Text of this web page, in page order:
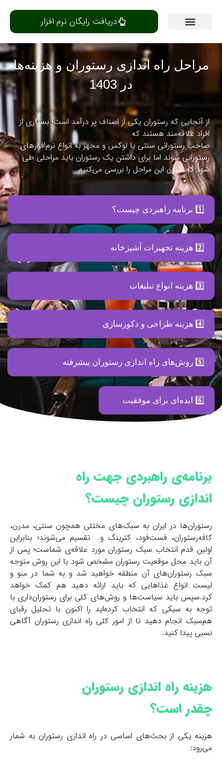
دریافت رایگان نرم افزار
مراحل راه اندازی رستوران و هزینه‌ها
در 1403
از آنجایی که رستوران یکی از اصناف پر درآمد است؛ بسیاری از
افراد علاقه‌مند هستند که
صاحب رستورانی سنتی یا لوکس و مجهز به انواع نرم‌افزارهای
رستورانی شوند اما برای داشتن یک رستوران باید مراحلی طی
شود که اکنون این مراحل را بررسی می‌کنیم.
1️⃣ برنامه راهبردی چیست؟
2️⃣ هزینه تجهیزات آشپزخانه
3️⃣ هزینه انواع تبلیغات
4️⃣ هزینه طراحی و دکورسازی
5️⃣ روش‌های راه اندازی رستوران پیشرفته
6️⃣ ایده‌ای برای موفقیت
برنامه‌ی راهبردی جهت راه
اندازی رستوران چیست؟
رستوران‌ها در ایران به سبک‌های مختلی همچون سنتی، مدرن،
کافه‌رستوران، فست‌فود، کترینگ و… تقسیم می‌شوند؛ بنابراین
اولین قدم انتخاب سبک رستوران مورد علاقه‌ی شماست؛ پس از
آن باید محل موقعیت رستوران مشخص شود با این روش متوجه
سبک رستوران‌های آن منطقه خواهید شد و به شما در منو و
لیست انواع غذاهایی که باید ارائه دهید هم کمک خواهد
کرد.سپس باید سیاست‌ها و روش‌های کلی برای رستوران‌داری با
توجه به سبکی که انتخاب کرده‌اید را اکنون با تحلیل رقبای
هم‌سبک انجام دهید تا از امور کلی راه اندازی رستوران آگاهی
نسبی پیدا کنید.
هزینه راه اندازی رستوران
چقدر است؟
هزینه یکی از بحث‌های اساسی در راه اندازی رستوران به شمار
می‌رود: